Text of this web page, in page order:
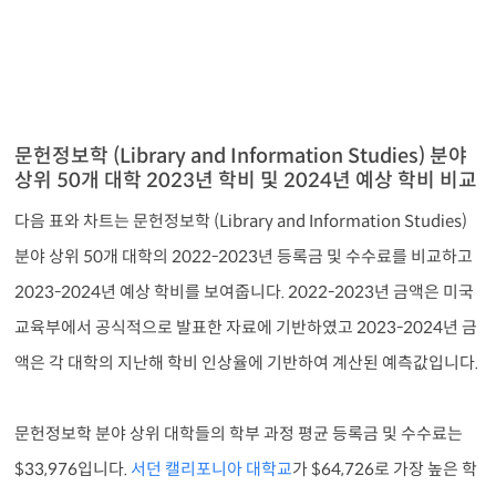
문헌정보학 (Library and Information Studies) 분야
상위 50개 대학 2023년 학비 및 2024년 예상 학비 비교
다음 표와 차트는 문헌정보학 (Library and Information Studies)
분야 상위 50개 대학의 2022-2023년 등록금 및 수수료를 비교하고
2023-2024년 예상 학비를 보여줍니다. 2022-2023년 금액은 미국
교육부에서 공식적으로 발표한 자료에 기반하였고 2023-2024년 금
액은 각 대학의 지난해 학비 인상율에 기반하여 계산된 예측값입니다.
문헌정보학 분야 상위 대학들의 학부 과정 평균 등록금 및 수수료는
$33,976입니다. 서던 캘리포니아 대학교가 $64,726로 가장 높은 학